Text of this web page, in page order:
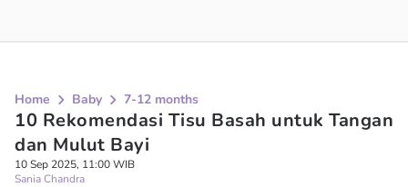
Home Baby 7-12 months
10 Rekomendasi Tisu Basah untuk Tangan
dan Mulut Bayi
10 Sep 2025, 11:00 WIB
Sania Chandra